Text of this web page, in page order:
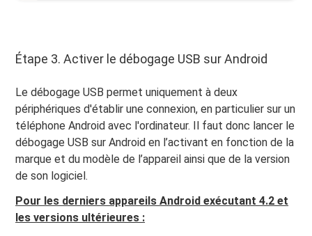
Étape 3. Activer le débogage USB sur Android
Le débogage USB permet uniquement à deux
périphériques d'établir une connexion, en particulier sur un
téléphone Android avec l'ordinateur. Il faut donc lancer le
débogage USB sur Android en l’activant en fonction de la
marque et du modèle de l’appareil ainsi que de la version
de son logiciel.
Pour les derniers appareils Android exécutant 4.2 et
les versions ultérieures :